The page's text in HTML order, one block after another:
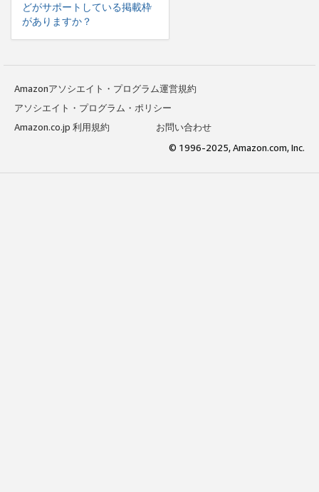
どがサポートしている掲載枠
がありますか？
Amazonアソシエイト・プログラム運営規約
アソシエイト・プログラム・ポリシー
Amazon.co.jp 利用規約
お問い合わせ
© 1996-2025, Amazon.com, Inc.